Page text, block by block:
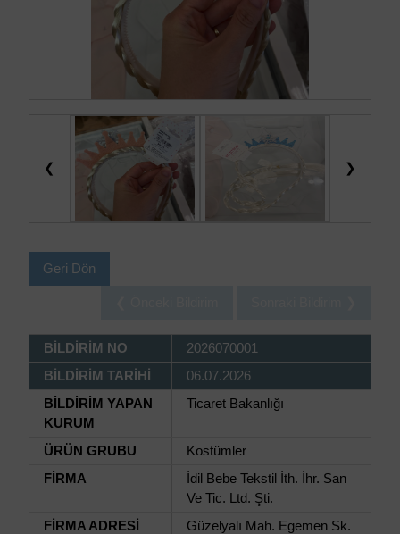
❮ ❯
Geri Dön
BİLDİRİM NO
2026070001
BİLDİRİM TARİHİ
06.07.2026
BİLDİRİM YAPAN
KURUM
Ticaret Bakanlığı
ÜRÜN GRUBU
Kostümler
FİRMA
İdil Bebe Tekstil İth. İhr. San
Ve Tic. Ltd. Şti.
FİRMA ADRESİ
Güzelyalı Mah. Egemen Sk.